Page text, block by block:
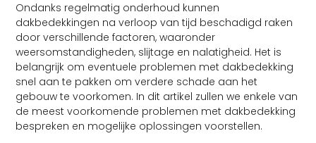
Ondanks regelmatig onderhoud kunnen
dakbedekkingen na verloop van tijd beschadigd raken
door verschillende factoren, waaronder
weersomstandigheden, slijtage en nalatigheid. Het is
belangrijk om eventuele problemen met dakbedekking
snel aan te pakken om verdere schade aan het
gebouw te voorkomen. In dit artikel zullen we enkele van
de meest voorkomende problemen met dakbedekking
bespreken en mogelijke oplossingen voorstellen.